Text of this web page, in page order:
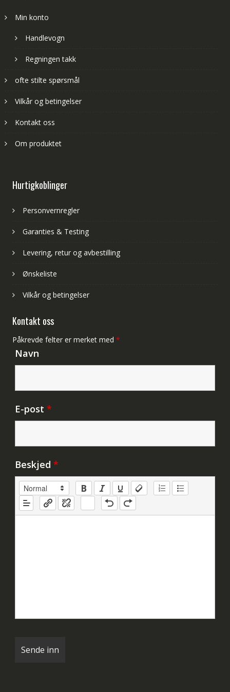
Min konto
Handlevogn
Regningen takk
ofte stilte spørsmål
Vilkår og betingelser
Kontakt oss
Om produktet
Hurtigkoblinger
Personvernregler
Garanties & Testing
Levering, retur og avbestilling
Ønskeliste
Vilkår og betingelser
Kontakt oss
Påkrevde felter er merket med *
Navn
E-post *
Beskjed *